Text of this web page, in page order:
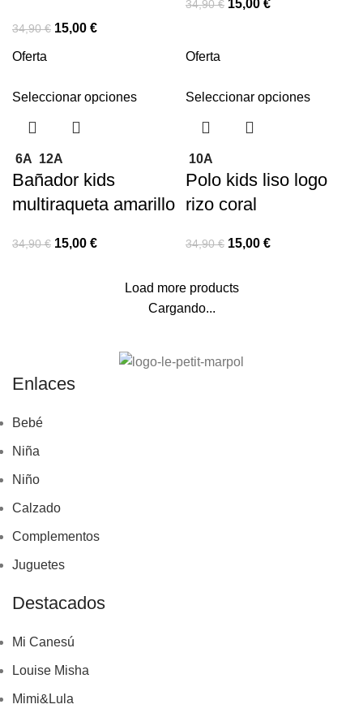
34,90€ 15,00 €
34,90€ 15,00 €
Oferta
Seleccionar opciones
6A 12A
Bañador kids
multiraqueta amarillo
34,90€ 15,00 €
Oferta
Seleccionar opciones
10A
Polo kids liso logo
rizo coral
34,90€ 15,00 €
Load more products
Cargando...
Enlaces
Bebé
Niña
Niño
Calzado
Complementos
Juguetes
Destacados
Mi Canesú
Louise Misha
Mimi&Lula